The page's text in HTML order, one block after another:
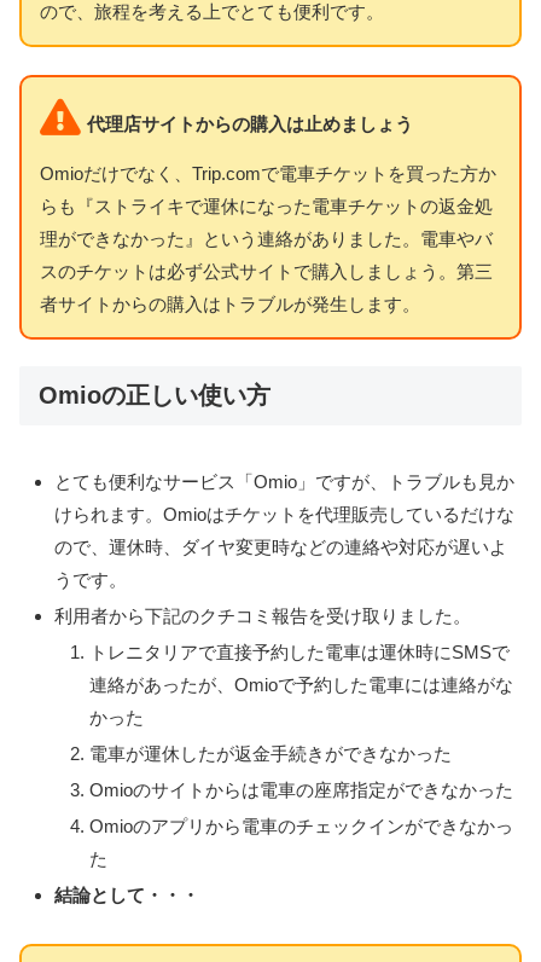
ので、旅程を考える上でとても便利です。
代理店サイトからの購入は止めましょう
Omioだけでなく、Trip.comで電車チケットを買った方か
らも『ストライキで運休になった電車チケットの返金処
理ができなかった』という連絡がありました。電車やバ
スのチケットは必ず公式サイトで購入しましょう。第三
者サイトからの購入はトラブルが発生します。
Omioの正しい使い方
とても便利なサービス「Omio」ですが、トラブルも見か
けられます。Omioはチケットを代理販売しているだけな
ので、運休時、ダイヤ変更時などの連絡や対応が遅いよ
うです。
利用者から下記のクチコミ報告を受け取りました。
トレニタリアで直接予約した電車は運休時にSMSで
連絡があったが、Omioで予約した電車には連絡がな
かった
電車が運休したが返金手続きができなかった
Omioのサイトからは電車の座席指定ができなかった
Omioのアプリから電車のチェックインができなかっ
た
結論として・・・